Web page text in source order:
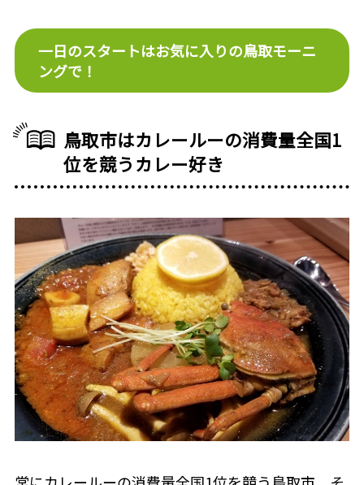
一日のスタートはお気に入りの鳥取モーニ
ングで！
鳥取市はカレールーの消費量全国1
位を競うカレー好き